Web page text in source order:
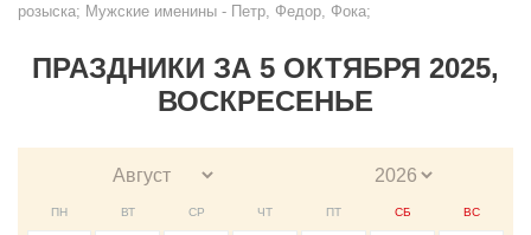
розыска; Мужские именины - Петр, Федор, Фока;
ПРАЗДНИКИ ЗА 5 ОКТЯБРЯ 2025,
ВОСКРЕСЕНЬЕ
ПН ВТ СР ЧТ ПТ СБ ВС